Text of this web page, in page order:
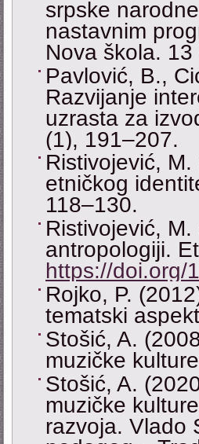
srpske
nastavnim
Nova škola.
Pavlović, B.,
Razvijanje
uzrasta za
(1), 191‒207.
Ristivojević,
etničkog
118‒130.
Ristivojević,
antropologiji.
https://doi.org/
Rojko, P.
tematski
Stošić, A.
muzičke
Stošić, A.
muzičke
razvoja. Vlado